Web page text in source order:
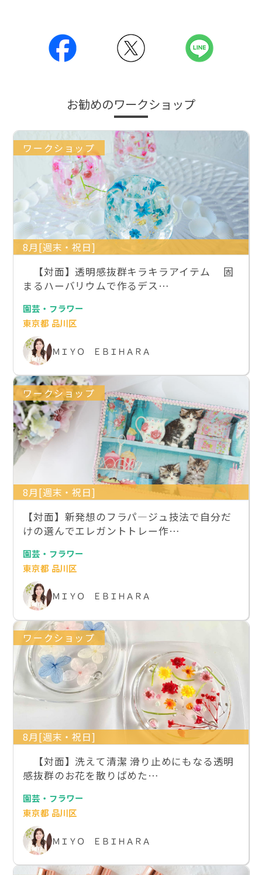
お勧めのワークショップ
ワークショップ
8月[週末・祝日]
【対面】透明感抜群キラキラアイテム 固
まるハーバリウムで作るデス…
園芸・フラワー
東京都 品川区
ＭＩＹＯ ＥＢＩＨＡＲＡ
ワークショップ
8月[週末・祝日]
【対面】新発想のフラパ―ジュ技法で自分だ
けの選んでエレガントトレー作…
園芸・フラワー
東京都 品川区
ＭＩＹＯ ＥＢＩＨＡＲＡ
ワークショップ
8月[週末・祝日]
【対面】洗えて清潔 滑り止めにもなる透明
感抜群のお花を散りばめた…
園芸・フラワー
東京都 品川区
ＭＩＹＯ ＥＢＩＨＡＲＡ